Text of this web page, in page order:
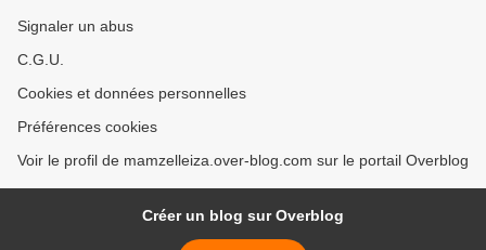
Signaler un abus
C.G.U.
Cookies et données personnelles
Préférences cookies
Voir le profil de mamzelleiza.over-blog.com sur le portail Overblog
Créer un blog sur Overblog